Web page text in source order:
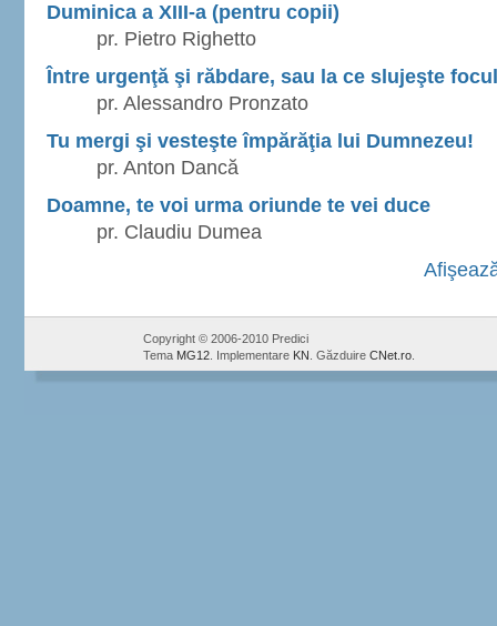
Duminica a XIII-a (pentru copii)
pr. Pietro Righetto
Între urgenţă şi răbdare, sau la ce slujeşte focul
pr. Alessandro Pronzato
Tu mergi şi vesteşte împărăţia lui Dumnezeu!
pr. Anton Dancă
Doamne, te voi urma oriunde te vei duce
pr. Claudiu Dumea
Copyright © 2006-2010 Predici
Tema MG12 . Implementare KN . Găzduire CNet.ro